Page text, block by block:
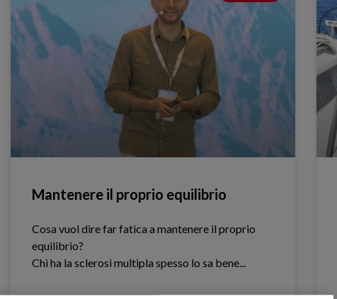
Mantenere il proprio equilibrio
Cosa vuol dire far fatica a mantenere il proprio
equilibrio?
Chi ha la sclerosi multipla spesso lo sa bene.​..